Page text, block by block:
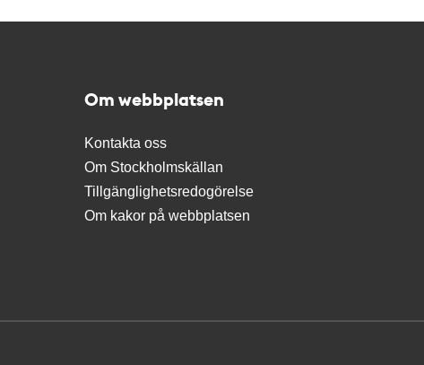
Om webbplatsen
Kontakta oss
Om Stockholmskällan
Tillgänglighetsredogörelse
Om kakor på webbplatsen